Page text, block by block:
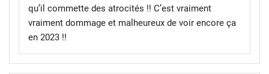
qu’il commette des atrocités !! C’est vraiment
vraiment dommage et malheureux de voir encore ça
en 2023 !!